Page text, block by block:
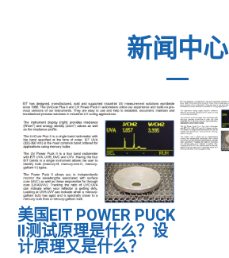
新闻中心
美国EIT POWER PUCK
II测试原理是什么？设
计原理又是什么？